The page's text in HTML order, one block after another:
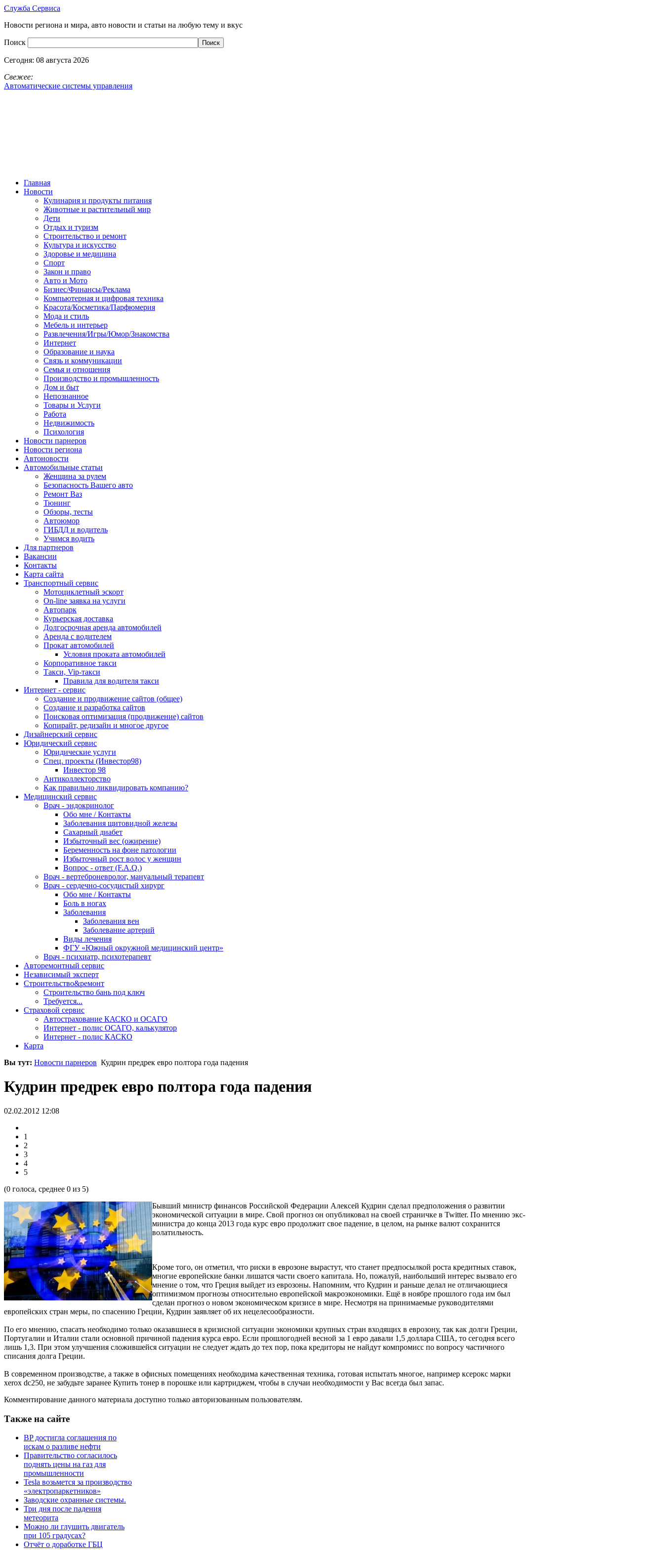
Служба Сервиса
Новости региона и мира, авто новости и статьи на любую тему и вкус
Поиск
Сегодня: 08 августа 2026
Свежее:
Автоматические системы управления
Главная
Новости
Кулинария и продукты питания
Животные и растительный мир
Дети
Отдых и туризм
Строительство и ремонт
Культура и искусство
Здоровье и медицина
Спорт
Закон и право
Авто и Мото
Бизнес/Финансы/Реклама
Компьютерная и цифровая техника
Красота/Косметика/Парфюмерия
Мода и стиль
Мебель и интерьер
Развлечения/Игры/Юмор/Знакомства
Интернет
Образование и наука
Связь и коммуникации
Семья и отношения
Производство и промышленность
Дом и быт
Непознанное
Товары и Услуги
Работа
Недвижимость
Психология
Новости парнеров
Новости региона
Автоновости
Автомобильные статьи
Женщина за рулем
Безопасность Вашего авто
Ремонт Ваз
Тюнинг
Обзоры, тесты
Автоюмор
ГИБДД и водитель
Учимся водить
Для партнеров
Вакансии
Контакты
Карта сайта
Транспортный сервис
Мотоциклетный эскорт
On-line заявка на услуги
Автопарк
Курьерская доставка
Долгосрочная аренда автомобилей
Аренда с водителем
Прокат автомобилей
Условия проката автомобилей
Корпоративное такси
Такси, Vip-такси
Правила для водителя такси
Интернет - сервис
Создание и продвижение сайтов (общее)
Создание и разработка сайтов
Поисковая оптимизация (продвижение) сайтов
Копирайт, редизайн и многое другое
Дизайнерский сервис
Юридический сервис
Юридические услуги
Спец. проекты (Инвестор98)
Инвестор 98
Антиколлекторство
Как правильно ликвидировать компанию?
Медицинский сервис
Врач - эндокринолог
Обо мне / Контакты
Заболевания щитовидной железы
Сахарный диабет
Избыточный вес (ожирение)
Беременность на фоне патологии
Избыточный рост волос у женщин
Вопрос - ответ (F.A.Q.)
Врач - вертеброневролог, мануальный терапевт
Врач - сердечно-сосудистый хирург
Обо мне / Контакты
Боль в ногах
Заболевания
Заболевания вен
Заболевание артерий
Виды лечения
ФГУ «Южный окружной медицинский центр»
Врач - психиатр, психотерапевт
Авторемонтный сервис
Независимый эксперт
Строительство&ремонт
Строительство бань под ключ
Требуется...
Страховой сервис
Автострахование КАСКО и ОСАГО
Интернет - полис ОСАГО, калькулятор
Интернет - полис КАСКО
Карта
Вы тут: Новости парнеров Кудрин предрек евро полтора года падения
Кудрин предрек евро полтора года падения
02.02.2012 12:08
1
2
3
4
5
(0 голоса, среднее 0 из 5)
Бывший министр финансов Российской Федерации Алексей Кудрин сделал предположения о развитии
экономической ситуации в мире. Свой прогноз он опубликовал на своей страничке в Twitter. По мнению экс-
министра до конца 2013 года курс евро продолжит свое падение, в целом, на рынке валют сохранится
волатильность.
Кроме того, он отметил, что риски в еврозоне вырастут, что станет предпосылкой роста кредитных ставок,
многие европейские банки лишатся части своего капитала. Но, пожалуй, наибольший интерес вызвало его
мнение о том, что Греция выйдет из еврозоны. Напомним, что Кудрин и раньше делал не отличающиеся
оптимизмом прогнозы относительно европейской макроэкономики. Ещё в ноябре прошлого года им был
сделан прогноз о новом экономическом кризисе в мире. Несмотря на принимаемые руководителями
европейских стран меры, по спасению Греции, Кудрин заявляет об их нецелесообразности.
По его мнению, спасать необходимо только оказавшиеся в кризисной ситуации экономики крупных стран входящих в еврозону, так как долги Греции,
Португалии и Италии стали основной причиной падения курса евро. Если прошлогодней весной за 1 евро давали 1,5 доллара США, то сегодня всего
лишь 1,3. При этом улучшения сложившейся ситуации не следует ждать до тех пор, пока кредиторы не найдут компромисс по вопросу частичного
списания долга Греции.
В современном производстве, а также в офисных помещениях необходима качественная техника, готовая испытать многое, например ксерокс марки
xerox dc250, не забудьте заранее Купить тонер в порошке или картриджем, чтобы в случаи необходимости у Вас всегда был запас.
Комментирование данного материала доступно только авторизованным пользователям.
Также на сайте
BP достигла соглашения по
искам о разливе нефти
Правительство согласилось
поднять цены на газ для
промышленности
Tesla возьмется за производство
«электропаркетников»
Заводские охранные системы.
Три дня после падения
метеорита
Можно ли глушить двигатель
при 105 градусах?
Отчёт о доработке ГБЦ